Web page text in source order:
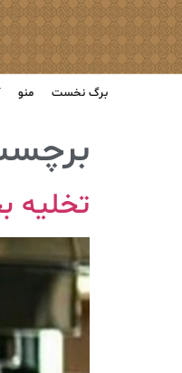
برگ نخست منو
تخلیه